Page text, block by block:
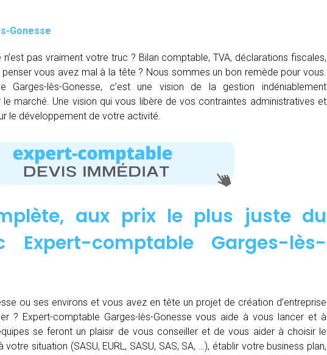
Gonesse
pas vraiment votre truc ? Bilan comptable, TVA, déclarations fiscales,
penser vous avez mal à la tête ? Nous sommes un bon remède pour vous.
Garges-lès-Gonesse, c’est une vision de la gestion indéniablement
marché. Une vision qui vous libère de vos contraintes administratives et
le développement de votre activité.
aux prix le plus juste du
Expert-comptable Garges-lès-
ou ses environs et vous avez en tête un projet de création d’entreprise
? Expert-comptable Garges-lès-Gonesse vous aide à vous lancer et à
se feront un plaisir de vous conseiller et de vous aider à choisir le
situation (SASU, EURL, SASU, SAS, SA, …), établir votre business plan,